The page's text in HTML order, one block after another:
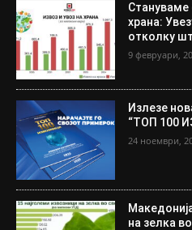
Стануваме
храна:
отколку
9 февруари,
Излезе
“ТОП 100
24 ноември,
на зелка